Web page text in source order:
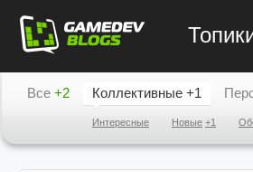
Все +2 Коллективные +1
Интересные Новые +1